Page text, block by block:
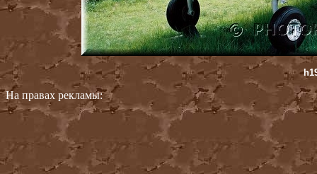
На правах рекламы: